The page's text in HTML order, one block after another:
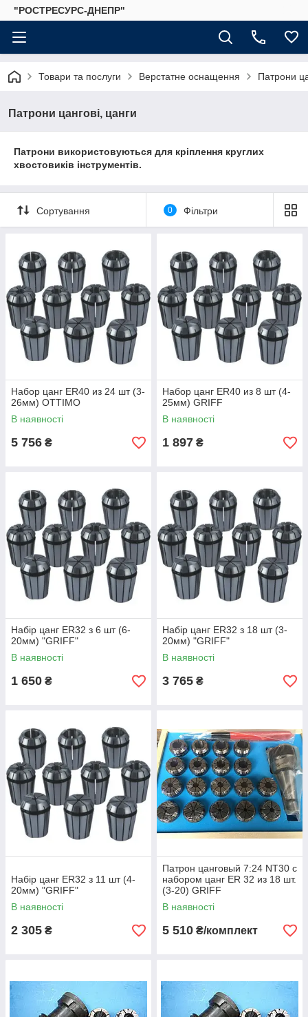
"РОСТРЕСУРС-ДНЕПР"
Товари та послуги Верстатне оснащення Патрони
Патрони цангові, цанги
Патрони використовуються для кріплення круглих
хвостовиків інструментів.
Сортування 0 Фільтри
Набор цанг ER40 из 24 шт (3-
26мм) OTTIMO
В наявності
5 756 ₴
Набор цанг ER40 из 8 шт (4-
25мм) GRIFF
В наявності
1 897 ₴
Набір цанг ER32 з 6 шт (6-
20мм) "GRIFF"
В наявності
1 650 ₴
Набір цанг ER32 з 18 шт (3-
20мм) "GRIFF"
В наявності
3 765 ₴
Набір цанг ER32 з 11 шт (4-
20мм) "GRIFF"
В наявності
2 305 ₴
Патрон цанговый 7:24 NT30 с
набором цанг ЕR 32 из 18 шт.
(3-20) GRIFF
В наявності
5 510 ₴/комплект